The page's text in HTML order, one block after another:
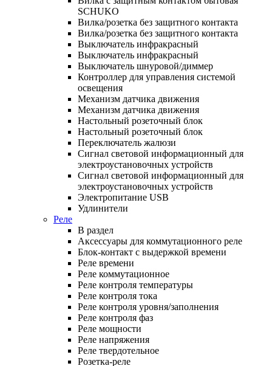
SCHUKO
Вилка/розетка без защитного контакта
Вилка/розетка без защитного контакта
Выключатель инфракрасный
Выключатель инфракрасный
Выключатель шнуровой/диммер
Контроллер для управления системой
освещения
Механизм датчика движения
Механизм датчика движения
Настольный розеточный блок
Настольный розеточный блок
Переключатель жалюзи
Сигнал световой информационный для
электроустановочных устройств
Сигнал световой информационный для
электроустановочных устройств
Электропитание USB
Удлинители
Реле
В раздел
Аксессуары для коммутационного реле
Блок-контакт с выдержкой времени
Реле времени
Реле коммутационное
Реле контроля температуры
Реле контроля тока
Реле контроля уровня/заполнения
Реле контроля фаз
Реле мощности
Реле напряжения
Реле твердотельное
Розетка-реле